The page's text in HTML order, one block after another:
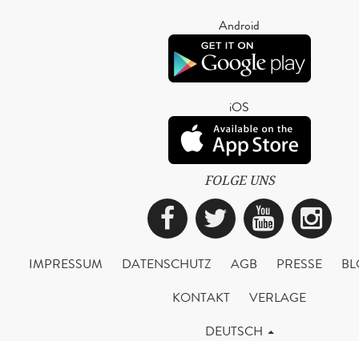
Android
iOS
FOLGE UNS
Facebook
Twitter
IMPRESSUM DATENSCHUTZ AGB PRESSE
KONTAKT
VERLAGE
DEUTSCH